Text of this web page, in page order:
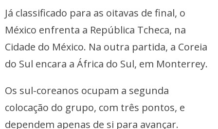
Já classificado para as oitavas de final, o
México enfrenta a República Tcheca, na
Cidade do México. Na outra partida, a Coreia
do Sul encara a África do Sul, em Monterrey.
Os sul-coreanos ocupam a segunda
colocação do grupo, com três pontos, e
dependem apenas de si para avançar.